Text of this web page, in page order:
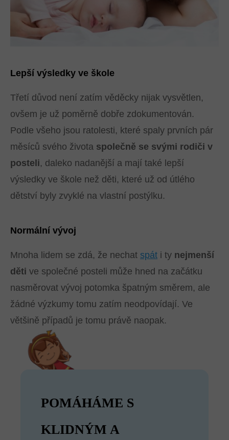
Lepší výsledky ve škole
Třetí důvod není zatím věděcky nijak vysvětlen,
ovšem je už poměrně dobře zdokumentován.
Podle všeho jsou ratolesti, které spaly prvních pár
měsíců svého života společně se svými rodiči v
posteli, daleko nadanější a mají také lepší
výsledky ve škole než děti, které už od útlého
dětství byly zvyklé na vlastní postýlku.
Normální vývoj
Mnoha lidem se zdá, že nechat spát i ty nejmenší
děti ve společné posteli může hned na začátku
nasměrovat vývoj potomka špatným směrem, ale
žádné výzkumy tomu zatím neodpovídají. Ve
většině případů je tomu právě naopak.
POMÁHÁME S
KLIDNÝM A